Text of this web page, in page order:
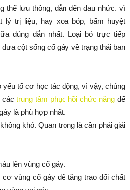
thể lưu thông, dẫn đến đau nhức. vì
lý trị liệu, hay xoa bóp, bấm huyệt
đúng đắn nhất. Loại bỏ trực tiếp
cột sống cổ gáy về trạng thái ban
tố cơ học tác động, vì vậy, chúng
cáctrung tâm phục hồi chức năng để
là phù hợp nhất.
khó. Quan trọng là cần phải giải
lên vùng cổ gáy.
vùng cổ gáy để tăng trao đổi chất